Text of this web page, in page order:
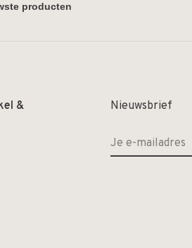
&
Nieuwsbrief